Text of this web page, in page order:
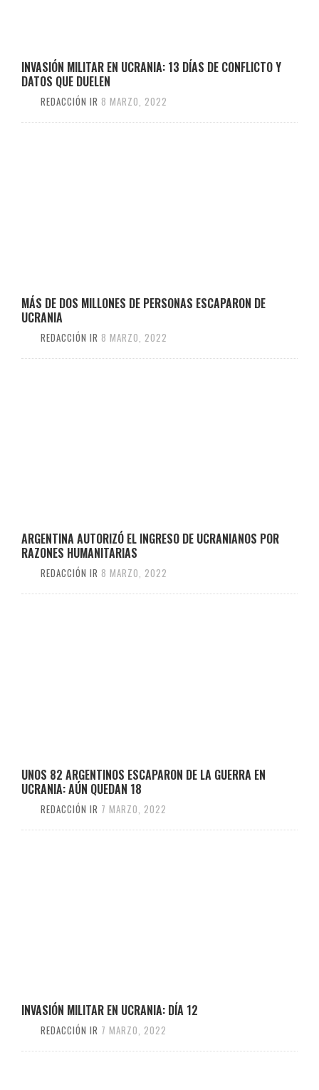
INVASIÓN MILITAR EN UCRANIA: 13 DÍAS DE CONFLICTO Y
DATOS QUE DUELEN
REDACCIÓN IR 8 MARZO, 2022
MÁS DE DOS MILLONES DE PERSONAS ESCAPARON DE
UCRANIA
REDACCIÓN IR 8 MARZO, 2022
ARGENTINA AUTORIZÓ EL INGRESO DE UCRANIANOS POR
RAZONES HUMANITARIAS
REDACCIÓN IR 8 MARZO, 2022
UNOS 82 ARGENTINOS ESCAPARON DE LA GUERRA EN
UCRANIA: AÚN QUEDAN 18
REDACCIÓN IR 7 MARZO, 2022
INVASIÓN MILITAR EN UCRANIA: DÍA 12
REDACCIÓN IR 7 MARZO, 2022